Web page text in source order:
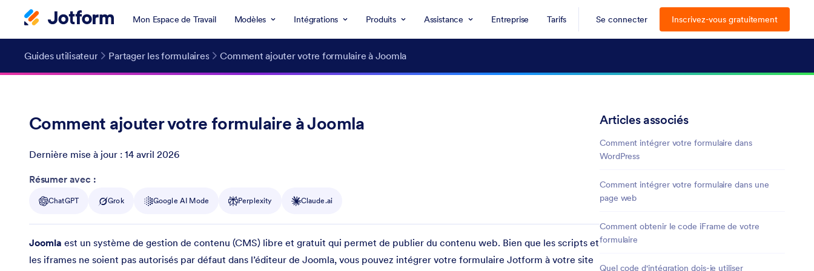
Mon Espace de Travail Modèles Intégrations Produits Assistance Entreprise Tarifs Se connecter Inscrivez-vous gratuitement
Guides utilisateur Partager les formulaires Comment ajouter votre formulaire à Joomla
Comment ajouter votre formulaire à Joomla
Dernière mise à jour : 14 avril 2026
Post ID
Résumer avec :
ChatGPT Grok Google AI Mode Perplexity Claude.ai
Joomla est un système de gestion de contenu (CMS) libre et gratuit qui permet de publier du contenu web. Bien que les scripts et
les iframes ne soient pas autorisés par défaut dans l’éditeur de Joomla, vous pouvez intégrer votre formulaire Jotform à votre site
Articles associés
Comment intégrer votre formulaire dans
WordPress
Comment intégrer votre formulaire dans une
page web
Comment obtenir le code iFrame de votre
formulaire
Quel code d'intégration dois-je utiliser